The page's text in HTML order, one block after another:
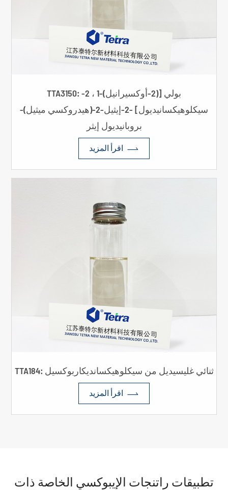
TTA3150: بولي [(2-أوكسيرانيل)-1 ، 2-
سيكلوهيكسانيديول] -2-إيثيل-2-(هيدروكسي ميثيل)-
بروبانيديول إيثر

TTA184: ثنائي غليسيديل من سيكلوهيكسانديكاربوكسيل

تطبيقات راتنجات الإيبوكسي الخاصة ذات